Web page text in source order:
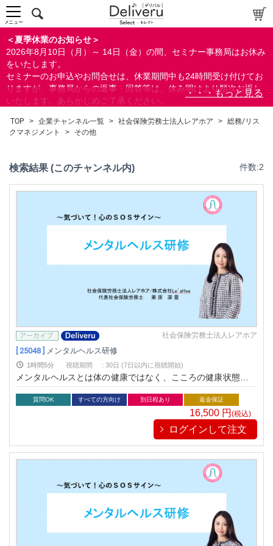
総務/リスクマネジメント
ハラスメント
その他
ビジネススキル
すべて
閉じる
＜夏季休業のお知らせ＞
2026年8月10日（月）～ 14日（金）の間、セミナー事務局はお休み
をいたします。
セミナーのお申込やお問合せは、休業期間中も24時間受け付けてお
りますが、事務局からの返事・回答等は、休み明けより順次お返し
いたします。あらかじめご了承ください。
ができます。
メニュー
TOP > 企業チャンネル一覧 > 社会保険労務士法人レアホア > 総務/リス
クマネジメント
> その他
検索結果 (このチャンネル内) 件数:2
社会保険労務士法人レアホア
[ 25048 ] メンタルヘルス研修
1時間5分 視聴期間 : 30日 (7日以内に視聴開始)
メンタルヘルスとは体の健康ではなく、こころの健康状態を意
味します。こころの健康状態を保つための対策『メンタルヘル
スケア』が必要不可欠です。
質問OK すべての方向け 別日程あり 返金保証
16,500 円 (税込)
ログインして注文